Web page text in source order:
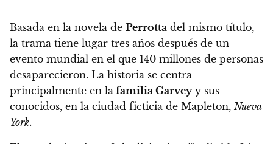
Basada en la novela de Perrotta del mismo título,
la trama tiene lugar tres años después de un
evento mundial en el que 140 millones de personas
desaparecieron. La historia se centra
principalmente en la familia Garveyy sus
conocidos, en la ciudad ficticia de Mapleton, Nueva
York.